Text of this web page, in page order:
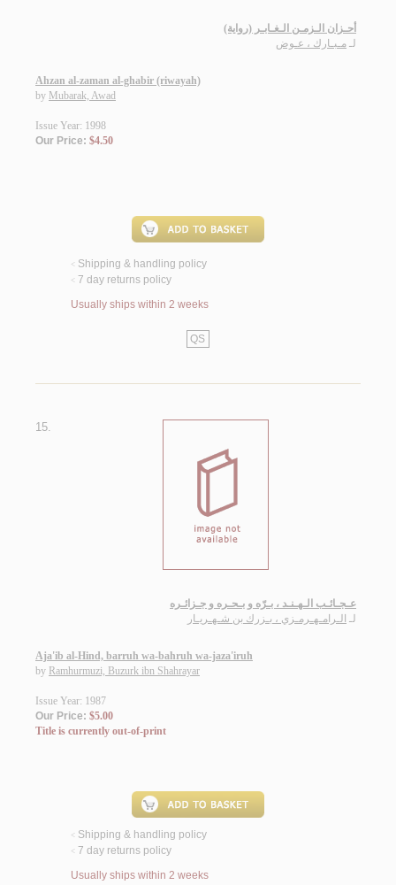
أحـزان الـزمـن الـغـابـر (رواية)
لـ مـبـارك ، عـوض
Ahzan al-zaman al-ghabir (riwayah)
by Mubarak, Awad
Issue Year: 1998
Our Price: $4.50
< Shipping & handling policy
< 7 day returns policy
Usually ships within 2 weeks
QS
15.
عـجـائـب الـهـنـد ، بـرّه و بـحـره و جـزائـره
لـ الـرامـهـرمـزي ، بـزرك بن شـهـريـار
Aja'ib al-Hind, barruh wa-bahruh wa-jaza'iruh
by Ramhurmuzi, Buzurk ibn Shahrayar
Issue Year: 1987
Our Price: $5.00
Title is currently out-of-print
< Shipping & handling policy
< 7 day returns policy
Usually ships within 2 weeks